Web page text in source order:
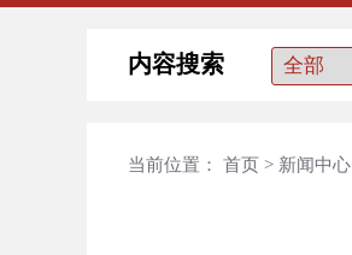
内容搜索
当前位置： 首页 > 新闻中心